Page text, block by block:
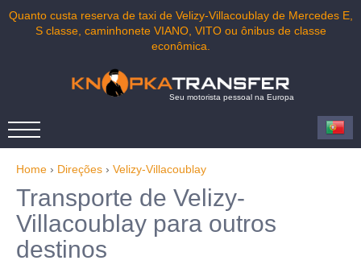
Quanto custa reserva de taxi de Velizy-Villacoublay de Mercedes E,
S classe, caminhonete VIANO, VITO ou ônibus de classe
econômica.
Seu motorista pessoal na Europa
Home › Direções › Velizy-Villacoublay
Transporte de Velizy-
Villacoublay para outros
destinos